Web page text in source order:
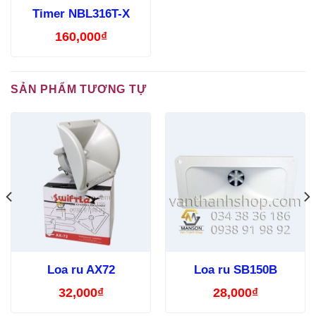
Timer NBL316T-X
160,000₫
SẢN PHẨM TƯƠNG TỰ
Loa ru AX72
32,000₫
Loa ru SB150B
28,000₫